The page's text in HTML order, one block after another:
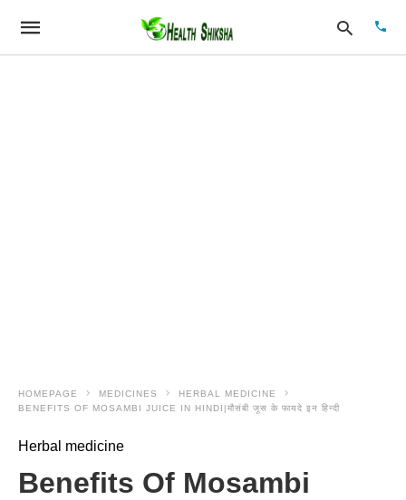
HOMEPAGE MEDICINES
HERBAL MEDICINE
BENEFITS OF MOSAMBI JUICE IN HINDI|मौसंबी जूस के फायदे इन हिन्दी
Herbal medicine
Benefits Of Mosambi